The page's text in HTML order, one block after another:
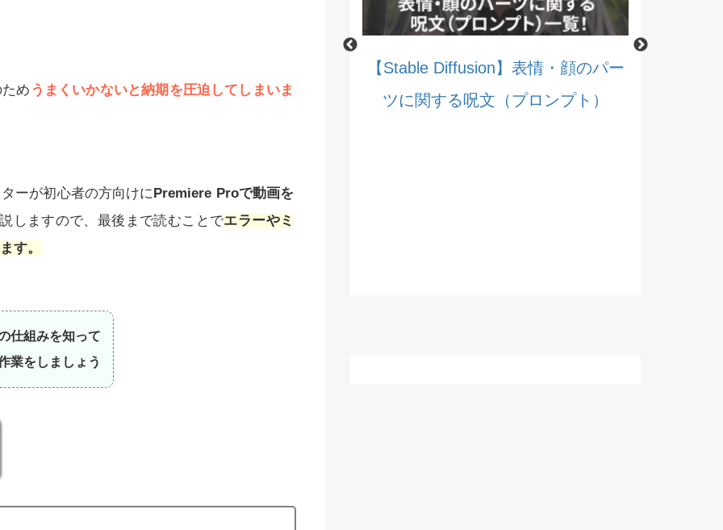
め うまくいかないと納期を圧迫してしまいま
ーが初心者の方向けにPremiere Proで動画を
しますので、最後まで読むことでエラーやミ
す。
仕組みを知って
業をしましょう
覧！
使い方・利用方法を徹底解説！【無
【Stable Diffusion】表情・顔のパー
ツに関する呪文（プロンプト）